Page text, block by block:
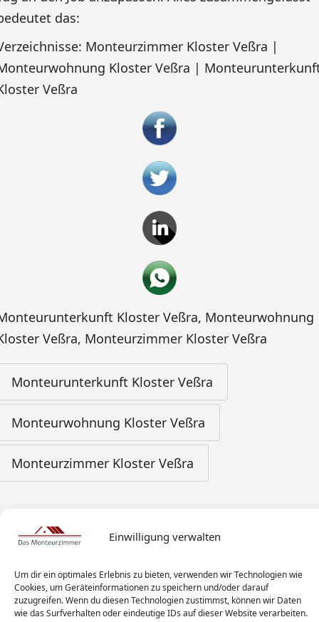
Einwilligung verwalten
Um dir ein optimales Erlebnis zu bieten, verwenden wir Technologien wie
Cookies, um Geräteinformationen zu speichern und/oder darauf
zuzugreifen. Wenn du diesen Technologien zustimmst, können wir Daten
wie das Surfverhalten oder eindeutige IDs auf dieser Website verarbeiten.
das:
Monteurzimmer Kloster Veßra |
Kloster Veßra |
Veßra
Kloster Veßra, Monteurwohnung
Veßra, Monteurzimmer Kloster Veßra
Monteurunterkunft Kloster Veßra
Monteurwohnung Kloster Veßra
Monteurzimmer Kloster Veßra